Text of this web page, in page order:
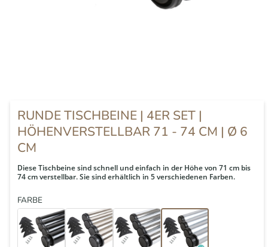
RUNDE TISCHBEINE | 4ER SET |
HÖHENVERSTELLBAR 71 - 74 CM | Ø 6
CM
Diese Tischbeine sind schnell und einfach in der Höhe von 71 cm bis
74 cm verstellbar. Sie sind erhältlich in 5 verschiedenen Farben.
FARBE